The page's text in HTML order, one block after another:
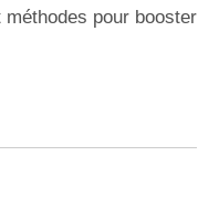
pour booster